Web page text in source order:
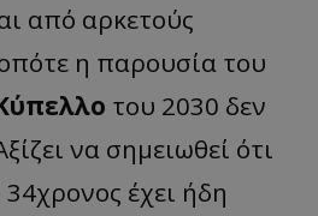
από αρκετούς
η παρουσία του
του 2030 δεν
να σημειωθεί ότι
έχει ήδη